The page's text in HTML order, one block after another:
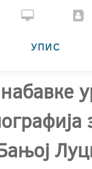
УПИС